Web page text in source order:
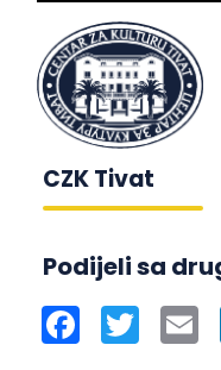
CZK Tivat
Podijeli sa
Facebook
Twitter